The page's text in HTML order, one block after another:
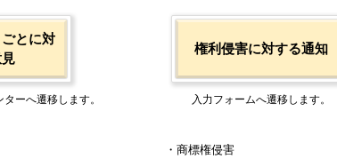
とに対
ーへ遷移します。
権利侵害に対する通知
入力フォームへ遷移します。
・商標権侵害